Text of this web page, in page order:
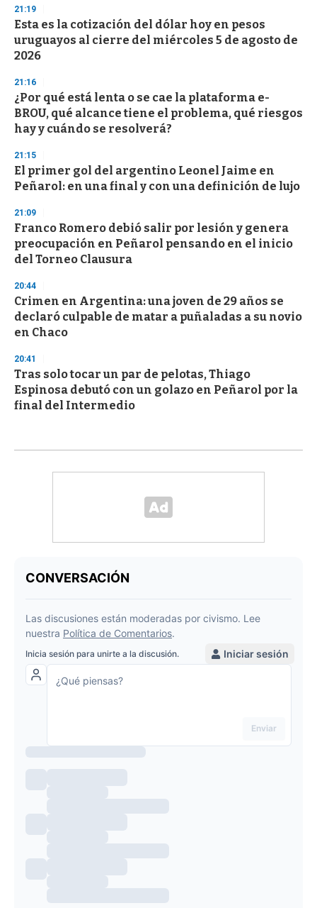
d
s
21:19
Esta es la cotización del dólar hoy en pesos
uruguayos al cierre del miércoles 5 de agosto de
2026
21:16
¿Por qué está lenta o se cae la plataforma e-
BROU, qué alcance tiene el problema, qué riesgos
hay y cuándo se resolverá?
21:15
El primer gol del argentino Leonel Jaime en
Peñarol: en una final y con una definición de lujo
21:09
Franco Romero debió salir por lesión y genera
preocupación en Peñarol pensando en el inicio
del Torneo Clausura
20:44
Crimen en Argentina: una joven de 29 años se
declaró culpable de matar a puñaladas a su novio
en Chaco
20:41
Tras solo tocar un par de pelotas, Thiago
Espinosa debutó con un golazo en Peñarol por la
final del Intermedio